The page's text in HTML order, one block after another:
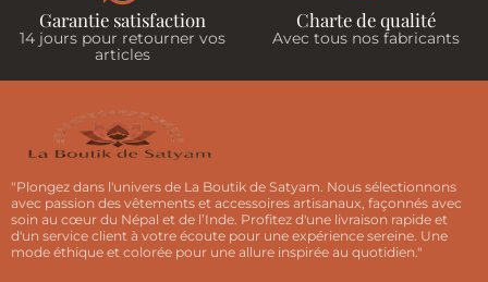
Garantie satisfaction
14 jours pour retourner vos
articles
Charte de qualité
Avec tous nos fabricants
"Plongez dans l'univers de La Boutik de Satyam. Nous sélectionnons
avec passion des vêtements et accessoires artisanaux, façonnés avec
soin au cœur du Népal et de l’Inde. Profitez d'une livraison rapide et
d'un service client à votre écoute pour une expérience sereine. Une
mode éthique et colorée pour une allure inspirée au quotidien."